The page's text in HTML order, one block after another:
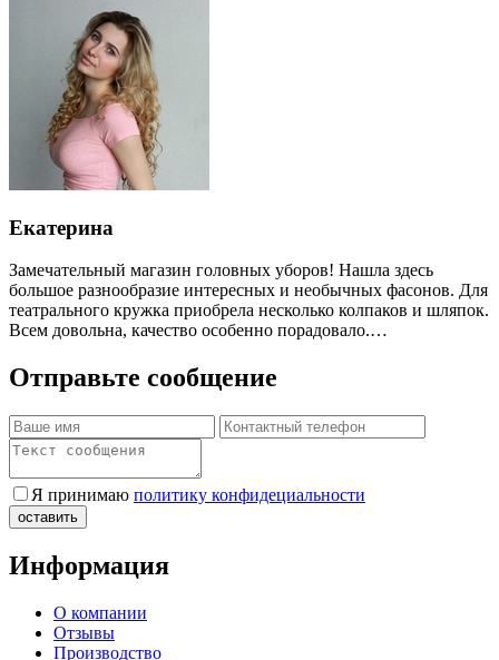
Екатерина
Замечательный магазин головных уборов! Нашла здесь
большое разнообразие интересных и необычных фасонов. Для
театрального кружка приобрела несколько колпаков и шляпок.
Всем довольна, качество особенно порадовало.…
Отправьте сообщение
Я принимаю политику конфидециальности
Информация
О компании
Отзывы
Производство